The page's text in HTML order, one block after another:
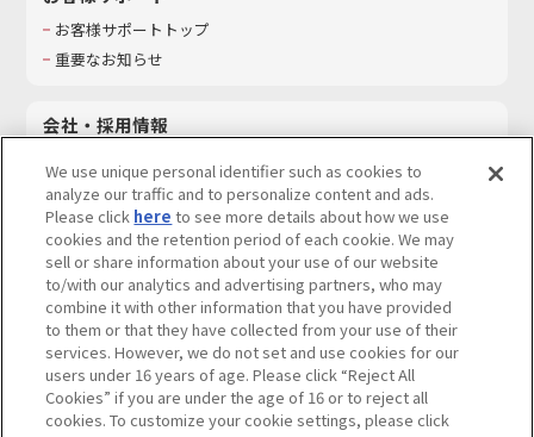
お客様サポートトップ
重要なお知らせ
会社・採用情報
採用情報
サステナビリティ
お問い合わせ
ウェブサイトご利用条件 ソーシャルメディアポリシー
個人情報及び特定個人情報等の取り扱いに関する保護方針
Do Not Sell or Share My Personal Information著作権・商標について
We use unique personal identifier such as cookies to
analyze our traffic and to personalize content and ads.
Please click here to see more details about how we use
cookies and the retention period of each cookie. We may
sell or share information about your use of our website
to/with our analytics and advertising partners, who may
combine it with other information that you have provided
to them or that they have collected from your use of their
services. However, we do not set and use cookies for our
users under 16 years of age. Please click “Reject All
Cookies” if you are under the age of 16 or to reject all
cookies. To customize your cookie settings, please click